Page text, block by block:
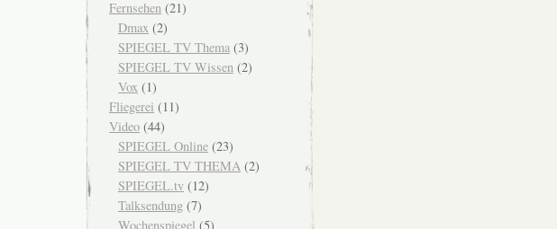
Fernsehen (21)
Dmax (2)
SPIEGEL TV Thema (3)
SPIEGEL TV Wissen (2)
Vox (1)
Fliegerei (11)
Video (44)
SPIEGEL Online (23)
SPIEGEL TV THEMA (2)
SPIEGEL.tv (12)
Talksendung (7)
Wochenspiegel (5)